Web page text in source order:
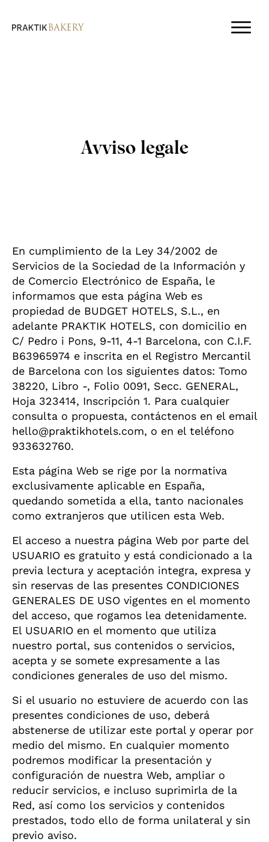
Avviso legale
En cumplimiento de la Ley 34/2002 de
Servicios de la Sociedad de la Información y
de Comercio Electrónico de España, le
informamos que esta página Web es
propiedad de BUDGET HOTELS, S.L., en
adelante PRAKTIK HOTELS, con domicilio en
C/ Pedro i Pons, 9-11, 4-1 Barcelona, con C.I.F.
B63965974 e inscrita en el Registro Mercantil
de Barcelona con los siguientes datos: Tomo
38220, Libro -, Folio 0091, Secc. GENERAL,
Hoja 323414, Inscripción 1. Para cualquier
consulta o propuesta, contáctenos en el email
hello@praktikhotels.com, o en el teléfono
933632760.
Esta página Web se rige por la normativa
exclusivamente aplicable en España,
quedando sometida a ella, tanto nacionales
como extranjeros que utilicen esta Web.
El acceso a nuestra página Web por parte del
USUARIO es gratuito y está condicionado a la
previa lectura y aceptación integra, expresa y
sin reservas de las presentes CONDICIONES
GENERALES DE USO vigentes en el momento
del acceso, que rogamos lea detenidamente.
El USUARIO en el momento que utiliza
nuestro portal, sus contenidos o servicios,
acepta y se somete expresamente a las
condiciones generales de uso del mismo.
Si el usuario no estuviere de acuerdo con las
presentes condiciones de uso, deberá
abstenerse de utilizar este portal y operar por
medio del mismo. En cualquier momento
podremos modificar la presentación y
configuración de nuestra Web, ampliar o
reducir servicios, e incluso suprimirla de la
Red, así como los servicios y contenidos
prestados, todo ello de forma unilateral y sin
previo aviso.